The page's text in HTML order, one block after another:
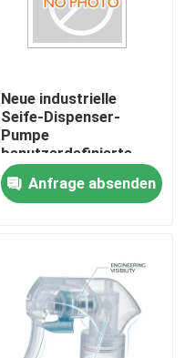
Neue industrielle
Seife-Dispenser-
Pumpe
benutzerdefinierte
Kunststoff-
Schrauben-up Lotion-
Pumpe K201-4
Anfrage absenden